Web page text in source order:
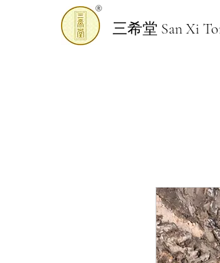
三希堂 San Xi